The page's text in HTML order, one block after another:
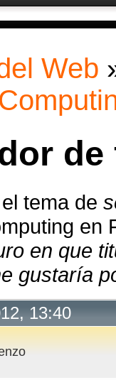
Web
tema de
en
en que
gustaría
13:40